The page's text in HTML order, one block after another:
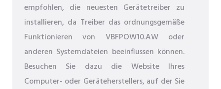
empfohlen, die neuesten Gerätetreiber zu
installieren, da Treiber das ordnungsgemäße
Funktionieren von VBFPOW10.AW oder
anderen Systemdateien beeinflussen können.
Besuchen Sie dazu die Website Ihres
Computer- oder Geräteherstellers, auf der Sie